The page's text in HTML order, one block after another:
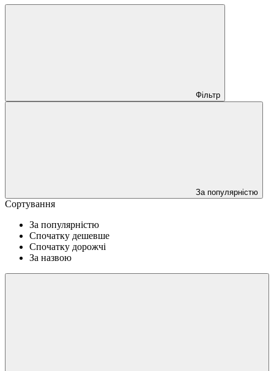
Фільтр
За популярністю
Сортування
За популярністю
Спочатку дешевше
Спочатку дорожчі
За назвою